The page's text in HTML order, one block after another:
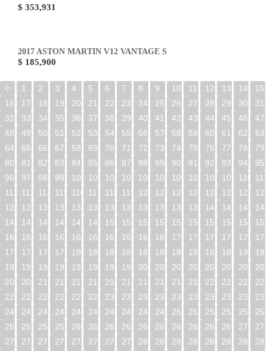
$ 353,931
2017 ASTON MARTIN V12 VANTAGE S
$ 185,900
1 2 3 4 5 6 7 8 9 10 11 12 13 14
15
16
17 18 19 20 21 22 23 24 25 26 27 28 29 30
31
32
33 34 35 36 37 38 39 40 41 42 43 44 45 46
47
48
49 50 51 52 53 54 55 56 57 58 59 60 61 62
63
64
65 66 67 68 69 70 71 72 73 74 75 76 77 78
79
80
81 82 83 84 85 86 87 88 89 90 91 92 93 94
95
96
97 98 99 100 101 102 103 104 105 106 107 108 109 110
112
113 114 115 116 117 118 119 120 121 122 123 124 125 126
128
129 130 131 132 133 134 135 136 137 138 139 140 141 142
144
145 146 147 148 149 150 151 152 153 154 155 156 157 158
160
161 162 163 164 165 166 167 168 169 170 171 172 173 174
176
177 178 179 180 181 182 183 184 185 186 187 188 189 190
192
193 194 195 196 197 198 199 200 201 202 203 204 205 206
208
209 210 211 212 213 214 215 216 217 218 219 220 221 222
224
225 226 227 228 229 230 231 232 233 234 235 236 237 238
240
241 242 243 244 245 246 247 248 249 250 251 252 253 254
256
257 258 259 260 261 262 263 264 265 266 267 268 269 270
272
273 274 275 276 277 278 279 280 281 282 283 284 285 286